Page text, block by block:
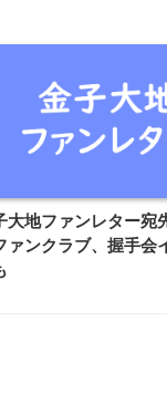
大地ファンレター宛
ァンクラブ、握手会